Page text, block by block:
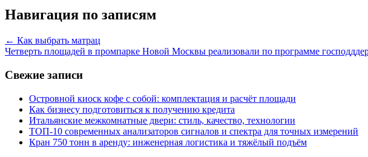
Навигация по записям
← Как выбрать матрац
Четверть площадей в промпарке Новой Москвы реализовали по программе
Свежие записи
Островной киоск кофе с собой: комплектация и расчёт площади
Как бизнесу подготовиться к получению кредита
Итальянские межкомнатные двери: стиль, качество, технологии
ТОП-10 современных анализаторов сигналов и спектра для точных измерений
Кран 750 тонн в аренду: инженерная логистика и тяжёлый подъём